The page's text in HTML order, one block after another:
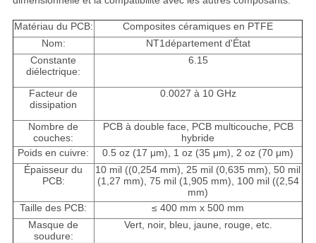
Matériau du PCB:
Composites céramiques en PTFE
Nom:
NT1département d'État
Constante
diélectrique:
6.15
Facteur de
dissipation
0.0027 à 10 GHz
Nombre de
couches:
PCB à double face, PCB multicouche, PCB
hybride
Poids en cuivre:
0.5 oz (17 μm), 1 oz (35 μm), 2 oz (70 μm)
Épaisseur du
PCB:
10 mil ((0,254 mm), 25 mil (0,635 mm), 50 mil
(1,27 mm), 75 mil (1,905 mm), 100 mil ((2,54
mm)
Taille des PCB:
≤ 400 mm x 500 mm
Masque de
soudure:
Vert, noir, bleu, jaune, rouge, etc.